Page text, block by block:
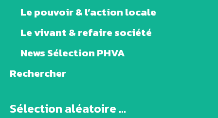
Le pouvoir & l’action locale
Le vivant & refaire société
News Sélection PHVA
Rechercher
Sélection aléatoire ...